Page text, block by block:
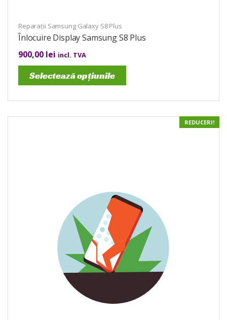
Reparații Samsung Galaxy S8 Plus
Înlocuire Display Samsung S8 Plus
900,00 lei incl. TVA
Selectează opțiunile
REDUCERI!